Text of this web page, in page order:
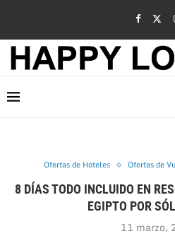
Ofertas de Hoteles Ofertas de
8 DÍAS TODO INCLUIDO EN
EGIPTO POR
11 marzo,